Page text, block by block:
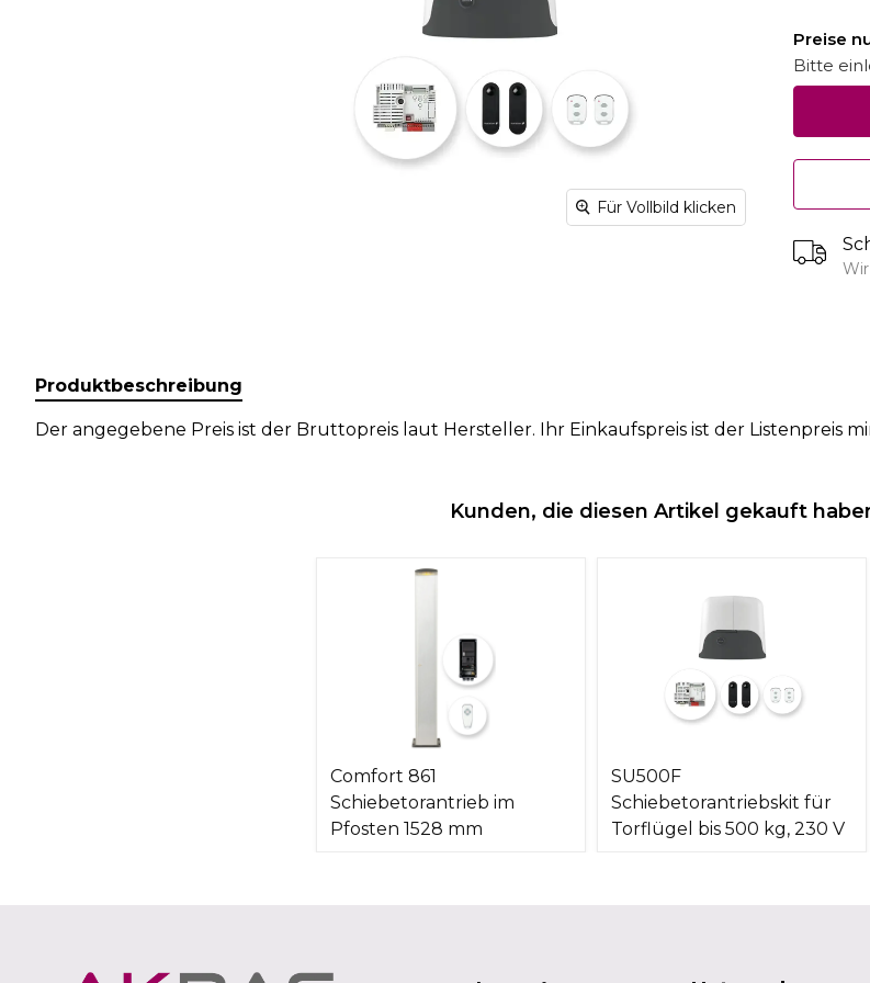
Für Vollbild klicken
Preise
Bitte
Produktbeschreibung
Der angegebene Preis ist der Bruttopreis laut Hersteller. Ihr Einkaufspreis ist der Listenpreis
Kunden, die diesen Artikel gekauft
Comfort 861
Schiebetorantrieb im
Pfosten 1528 mm
SU500F
Schiebetorantriebskit für
Torflügel bis 500 kg, 230 V